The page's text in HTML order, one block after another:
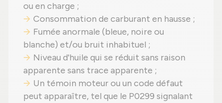
ou en charge ;
Consommation de carburant en hausse ;
Fumée anormale (bleue, noire ou
blanche) et/ou bruit inhabituel ;
Niveau d'huile qui se réduit sans raison
apparente sans trace apparente ;
Un témoin moteur ou un code défaut
peut apparaître, tel que le P0299 signalant